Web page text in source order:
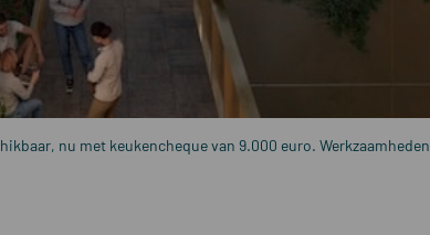
nu met keukencheque van 9.000 euro. Werkzaamheden